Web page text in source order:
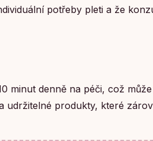
potřeby pleti a že
minut denně na péči, což
udržitelné produkty, které